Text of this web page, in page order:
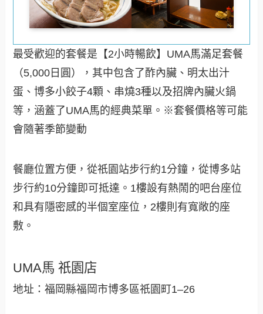
最受歡迎的套餐是【2小時暢飲】UMA馬滿足套餐
（5,000日圓），其中包含了酢內臟、明太出汁
蛋、博多小餃子4顆、串燒3種以及招牌內臟火鍋
等，涵蓋了UMA馬的經典菜單。※套餐價格等可能
會隨著季節變動
餐廳位置方便，從祇園站步行約1分鐘，從博多站
步行約10分鐘即可抵達。1樓設有熱鬧的吧台座位
和具有隱密感的半個室座位，2樓則有寬敞的座
敷。
UMA馬 祇園店
地址：福岡縣福岡市博多區祇園町1–26